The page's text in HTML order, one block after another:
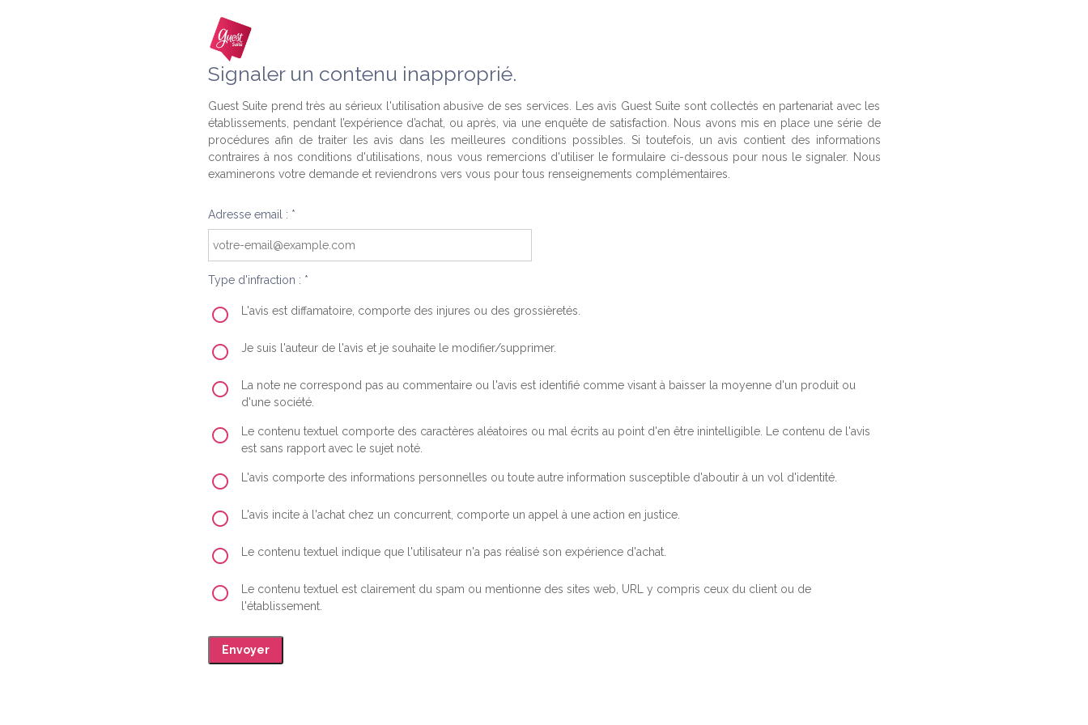
Signaler un contenu inapproprié.
Guest Suite prend très au sérieux l'utilisation abusive de ses services. Les avis Guest Suite sont collectés en partenariat avec les
établissements, pendant l’expérience d’achat, ou après, via une enquête de satisfaction. Nous avons mis en place une série de
procédures afin de traiter les avis dans les meilleures conditions possibles. Si toutefois, un avis contient des informations
contraires à nos conditions d'utilisations, nous vous remercions d'utiliser le formulaire ci-dessous pour nous le signaler. Nous
examinerons votre demande et reviendrons vers vous pour tous renseignements complémentaires.
Adresse email : *
Type d'infraction : *
L'avis est diffamatoire, comporte des injures ou des grossièretés.
Je suis l'auteur de l'avis et je souhaite le modifier/supprimer.
La note ne correspond pas au commentaire ou l'avis est identifié comme visant à baisser la moyenne d'un produit ou
d'une société.
Le contenu textuel comporte des caractères aléatoires ou mal écrits au point d'en être inintelligible. Le contenu de l'avis
est sans rapport avec le sujet noté.
L'avis comporte des informations personnelles ou toute autre information susceptible d'aboutir à un vol d'identité.
L'avis incite à l'achat chez un concurrent, comporte un appel à une action en justice.
Le contenu textuel indique que l'utilisateur n'a pas réalisé son expérience d'achat.
Le contenu textuel est clairement du spam ou mentionne des sites web, URL y compris ceux du client ou de
l'établissement.
Envoyer